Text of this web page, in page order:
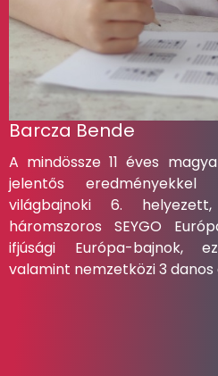
Barcza Bende
A mindössze 11 éves
jelentős eredményekkel
világbajnoki 6.
háromszoros SEYGO
ifjúsági Európa-bajnok,
valamint nemzetközi 3